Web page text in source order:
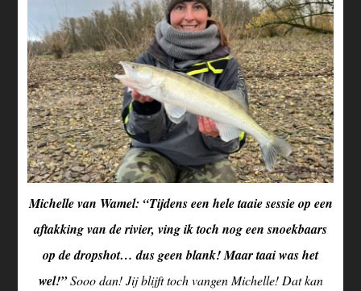
Michelle van Wamel: “Tijdens een hele taaie sessie op een
aftakking van de rivier, ving ik toch nog een snoekbaars
op de dropshot… dus geen blank! Maar taai was het
wel!”Sooo dan! Jij blijft toch vangen Michelle! Dat kan